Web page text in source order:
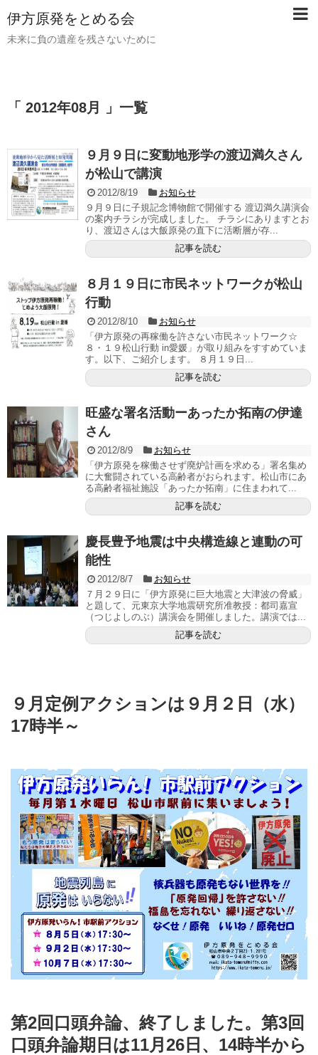
伊方原発をとめる会
未来に負の遺産を残さないために
「 2012年08月 」一覧
９月９日に変動地形学の渡辺満久さん
が松山で講演
2012/8/19
お知らせ
９月９日に子規記念博物館で開催する 渡辺満久講演会
の案内チラシが完成しました。 チラシにありますとお
り、渡辺さんは大飯原発の直下に活断層が存...
記事を読む
８月１９日に市民ネットワークが松山
行動
2012/8/10
お知らせ
「伊方原発の再稼働を許さない市民ネットワーク☆
８・１９松山行動 in愛媛」が取り組みをすすめていま
す。以下、ご紹介します。 ８月１９日...
記事を読む
旺盛な署名活動ーあったか拓南の伊達
さん
2012/8/9
お知らせ
「伊方原発を稼働させず廃炉計画を求める」署名集め
に大奮闘されている高齢者がおられます。松山市にあ
る高齢者福祉施設「あったか拓南」に住まわれて...
記事を読む
慶長豊予地震は中央構造線と連動の可
能性
2012/8/7
お知らせ
７月２９日に「伊方原発に巨大地震と大津波の脅威」
と題して、元東京大学地震研究所准教授：都司嘉宣
（つじよしのぶ）講演会を開催しました。講演では...
記事を読む
９月定例アクションは９月２日（水）
17時半～
第2回口頭弁論、終了しました。第3回
口頭弁論期日は11月26日、14時半から